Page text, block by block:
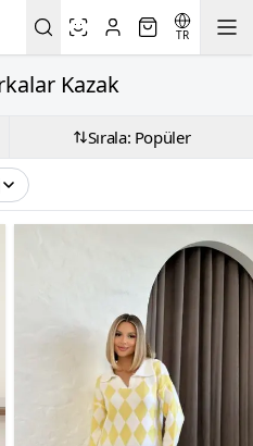
TR
Kazak
Sırala: Popüler